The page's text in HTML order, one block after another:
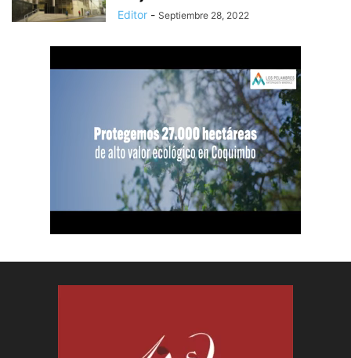
Editor - Septiembre 28, 2022